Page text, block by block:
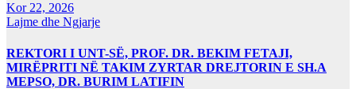
Kor 22, 2026
Lajme dhe Ngjarje
REKTORI I UNT-SË, PROF. DR. BEKIM FETAJI,
MIRËPRITI NË TAKIM ZYRTAR DREJTORIN E SH.A
MEPSO, DR. BURIM LATIFIN